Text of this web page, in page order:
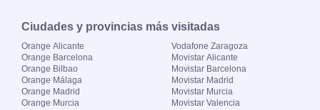
Ciudades y provincias más visitadas
Orange Alicante
Orange Barcelona
Orange Bilbao
Orange Málaga
Orange Madrid
Orange Murcia
Vodafone Zaragoza
Movistar Alicante
Movistar Barcelona
Movistar Madrid
Movistar Murcia
Movistar Valencia